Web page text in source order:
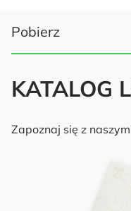
Pobierz
KATALOG
Zapoznaj się z